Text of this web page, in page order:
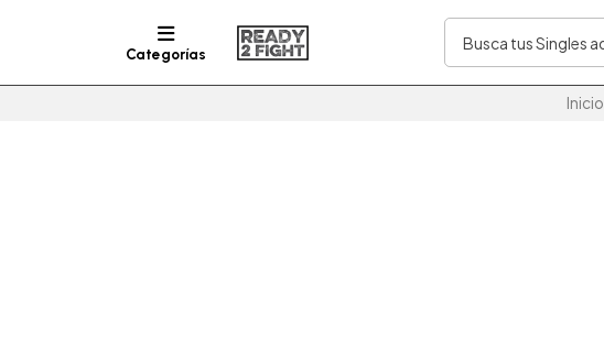
Categorías
Inicio